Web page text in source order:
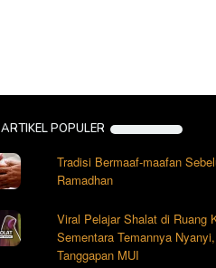
ARTIKEL POPULER
Tradisi Bermaaf-maafan
Ramadhan
Viral Pelajar Shalat di Ruang
Sementara Temannya
Tanggapan MUI